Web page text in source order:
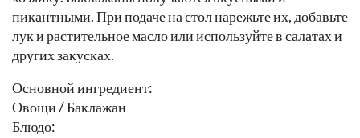
пикантными. При подаче на стол нарежьте их, добавьте
лук и растительное масло или используйте в салатах и
других закусках.
Основной ингредиент:
Овощи / Баклажан
Блюдо: